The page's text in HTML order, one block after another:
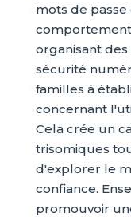
mots de passe
organisant
sécurité
familles à
concernant
Cela crée un
trisomiques
d'explorer le
confiance.
promouvoir